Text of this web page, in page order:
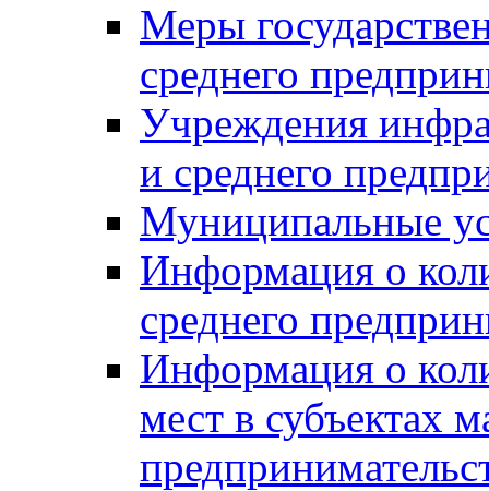
Меры
среднего
Учреждения
и среднего
Муниципальные
Информация о
среднего
Информация о
мест в субъектах